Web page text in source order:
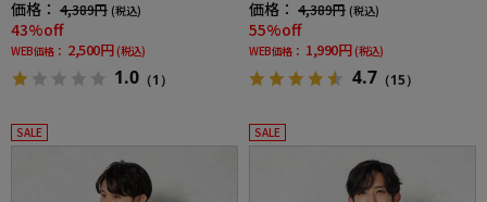
価格： 4,389円 (税込)
43%off
WEB価格： 2,500円 (税込)
1.0 （1）
価格： 4,389円 (税込)
55%off
WEB価格： 1,990円 (税込)
4.7 （15）
SALE SALE